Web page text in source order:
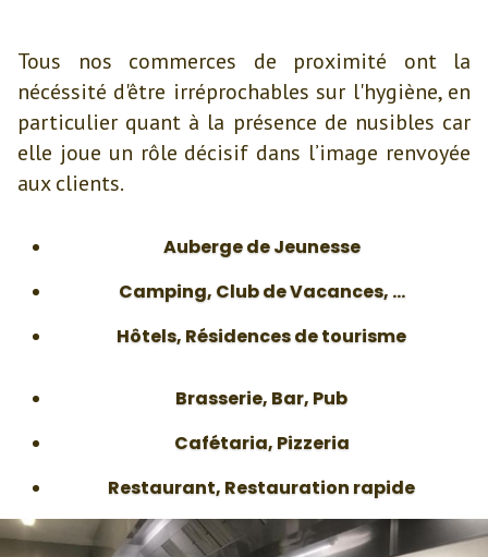
Tous nos commerces de proximité ont la
nécéssité d'être irréprochables sur l'hygiène, en
particulier quant à la présence de nusibles car
elle joue un rôle décisif dans l’image renvoyée
aux clients.
Auberge de Jeunesse
Camping, Club de Vacances, ...
Hôtels, Résidences de tourisme
Brasserie, Bar, Pub
Cafétaria, Pizzeria
Restaurant, Restauration rapide